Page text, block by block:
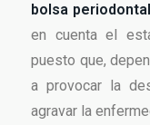
bolsa
en cuenta el
puesto que,
a provocar la
agravar la